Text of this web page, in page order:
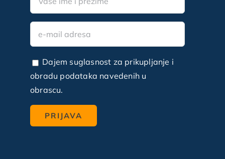
Dajem suglasnost za prikupljanje i
obradu podataka navedenih u
obrascu.